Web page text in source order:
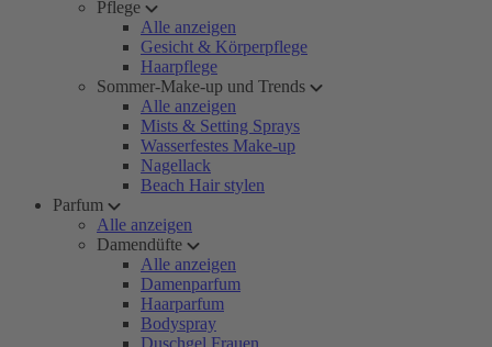
Pflege
Alle anzeigen
Gesicht & Körperpflege
Haarpflege
Sommer-Make-up und Trends
Alle anzeigen
Mists & Setting Sprays
Wasserfestes Make-up
Nagellack
Beach Hair stylen
Parfum
Alle anzeigen
Damendüfte
Alle anzeigen
Damenparfum
Haarparfum
Bodyspray
Duschgel Frauen